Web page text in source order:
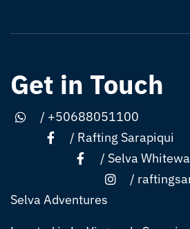
Get in Touch
/ +50688051100
/ Rafting Sarapiqui
/ Selva
/
Selva Adventures